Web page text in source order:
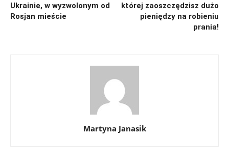
Ukrainie, w wyzwolonym od
Rosjan mieście
której zaoszczędzisz dużo
pieniędzy na robieniu
prania!
Martyna Janasik